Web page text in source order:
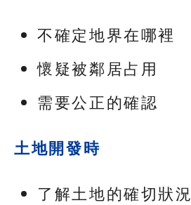
不確定地界在哪裡
懷疑被鄰居占用
需要公正的確認
土地開發時
了解土地的確切狀況